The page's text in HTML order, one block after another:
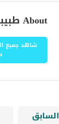
About طبيبة بيطرية
شاهد جميع
السابق